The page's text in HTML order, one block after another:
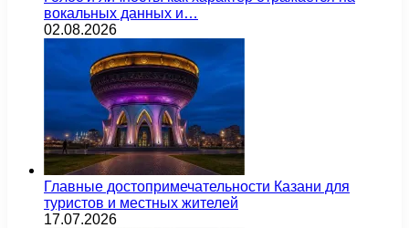
вокальных данных и…
02.08.2026
Главные достопримечательности Казани для
туристов и местных жителей
17.07.2026